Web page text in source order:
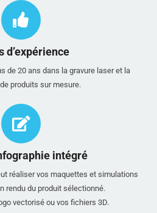
d’expérience
de 20 ans dans la gravure laser et la
produits sur mesure.
intégré
réaliser vos maquettes et simulations
rendu du produit sélectionné.
vectorisé ou vos fichiers 3D.